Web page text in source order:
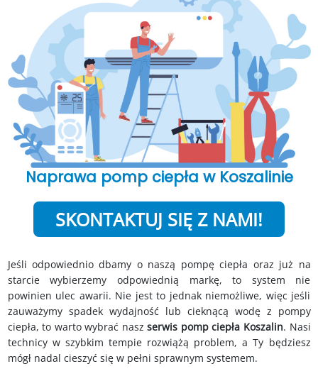
Naprawa pomp ciepła w Koszalinie
SKONTAKTUJ SIĘ Z NAMI!
Jeśli odpowiednio dbamy o naszą pompę ciepła oraz już na
starcie wybierzemy odpowiednią markę, to system nie
powinien ulec awarii. Nie jest to jednak niemożliwe, więc jeśli
zauważymy spadek wydajność lub cieknącą wodę z pompy
ciepła, to warto wybrać naszserwis pomp ciepła Koszalin. Nasi
technicy w szybkim tempie rozwiążą problem, a Ty będziesz
mógł nadal cieszyć się w pełni sprawnym systemem.